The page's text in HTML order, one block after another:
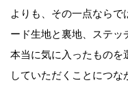
よりも、その一点ならで
ード生地と裏地、ステッ
本当に気に入ったものを
していただくことにつな